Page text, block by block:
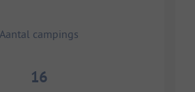
Aantal campings
16